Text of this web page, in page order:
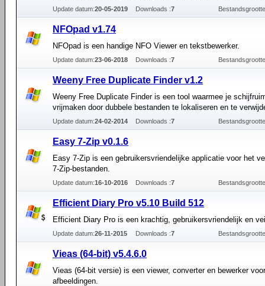
Update datum:20-05-2019 Downloads :7
NFOpad v1.74
NFOpad is een handige NFO Viewer en tekstbewerker.
Update datum:23-06-2018 Downloads :7
Weeny Free Duplicate Finder v1.2
Weeny Free Duplicate Finder is een tool waarmee je
vrijmaken door dubbele bestanden te lokaliseren en te
Update datum:24-02-2014 Downloads :7
Easy 7-Zip v0.1.6
Easy 7-Zip is een gebruikersvriendelijke applicatie voor het
7-Zip-bestanden.
Update datum:16-10-2016 Downloads :7
Efficient Diary Pro v5.10 Build 512
Efficient Diary Pro is een krachtig, gebruikersvriendelijk en
Update datum:26-11-2015 Downloads :7
Vieas (64-bit) v5.4.6.0
Vieas (64-bit versie) is een viewer, converter en bewerker voor
afbeeldingen.